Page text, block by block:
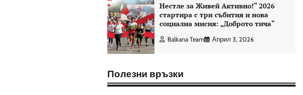
Нестле за Живей Активно!“ 2026
стартира с три събития и нова
социална мисия: „Доброто тича“
Balkana Team Април 3, 2026
Полезни връзки